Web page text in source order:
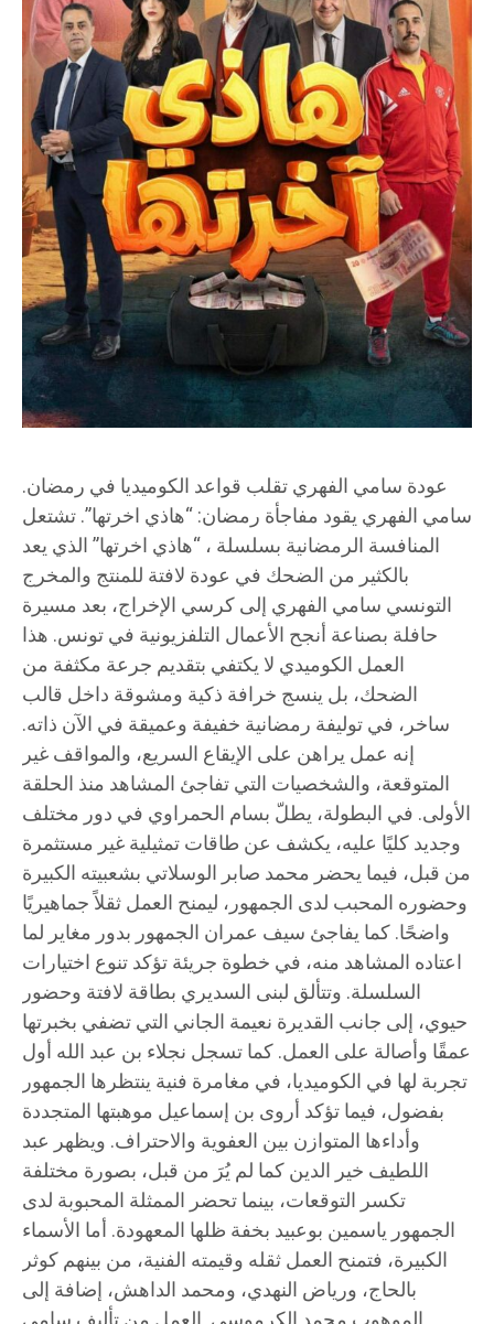
عودة سامي الفهري تقلب قواعد الكوميديا في رمضان.
سامي الفهري يقود مفاجأة رمضان: “هاذي اخرتها”. تشتعل
المنافسة الرمضانية بسلسلة ، “هاذي اخرتها” الذي يعد
بالكثير من الضحك في عودة لافتة للمنتج والمخرج
التونسي سامي الفهري إلى كرسي الإخراج، بعد مسيرة
حافلة بصناعة أنجح الأعمال التلفزيونية في تونس. هذا
العمل الكوميدي لا يكتفي بتقديم جرعة مكثفة من
الضحك، بل ينسج خرافة ذكية ومشوقة داخل قالب
ساخر، في توليفة رمضانية خفيفة وعميقة في الآن ذاته.
إنه عمل يراهن على الإيقاع السريع، والمواقف غير
المتوقعة، والشخصيات التي تفاجئ المشاهد منذ الحلقة
الأولى. في البطولة، يطلّ بسام الحمراوي في دور مختلف
وجديد كليًا عليه، يكشف عن طاقات تمثيلية غير مستثمرة
من قبل، فيما يحضر محمد صابر الوسلاتي بشعبيته الكبيرة
وحضوره المحبب لدى الجمهور، ليمنح العمل ثقلاً جماهيريًا
واضحًا. كما يفاجئ سيف عمران الجمهور بدور مغاير لما
اعتاده المشاهد منه، في خطوة جريئة تؤكد تنوع اختيارات
السلسلة. وتتألق لبنى السديري بطاقة لافتة وحضور
حيوي، إلى جانب القديرة نعيمة الجاني التي تضفي بخبرتها
عمقًا وأصالة على العمل. كما تسجل نجلاء بن عبد الله أول
تجربة لها في الكوميديا، في مغامرة فنية ينتظرها الجمهور
بفضول، فيما تؤكد أروى بن إسماعيل موهبتها المتجددة
وأداءها المتوازن بين العفوية والاحتراف. ويظهر عبد
اللطيف خير الدين كما لم يُرَ من قبل، بصورة مختلفة
تكسر التوقعات، بينما تحضر الممثلة المحبوبة لدى
الجمهور ياسمين بوعبيد بخفة ظلها المعهودة. أما الأسماء
الكبيرة، فتمنح العمل ثقله وقيمته الفنية، من بينهم كوثر
بالحاج، ورياض النهدي، ومحمد الداهش، إضافة إلى